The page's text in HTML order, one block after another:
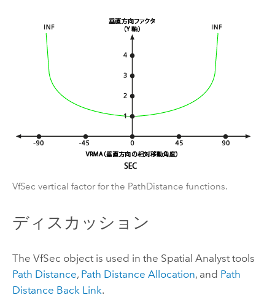
VfSec vertical factor for the PathDistance functions.
ディスカッション
The VfSec object is used in the Spatial Analyst tools
Path Distance, Path Distance Allocation, and Path
Distance Back Link.